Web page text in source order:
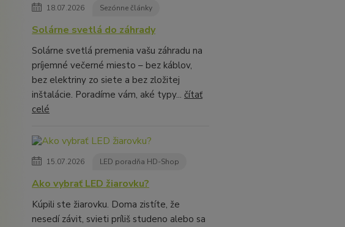
18.07.2026 Sezónne články
Solárne svetlá do záhrady
Solárne svetlá premenia vašu záhradu na
príjemné večerné miesto – bez káblov,
bez elektriny zo siete a bez zložitej
inštalácie. Poradíme vám, aké typy... čítať
celé
15.07.2026 LED poradňa HD-Shop
Ako vybrať LED žiarovku?
Kúpili ste žiarovku. Doma zistíte, že
nesedí závit, svieti príliš studeno alebo sa